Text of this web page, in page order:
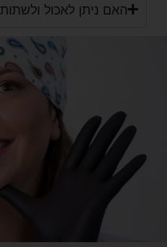
האם ניתן לאכול